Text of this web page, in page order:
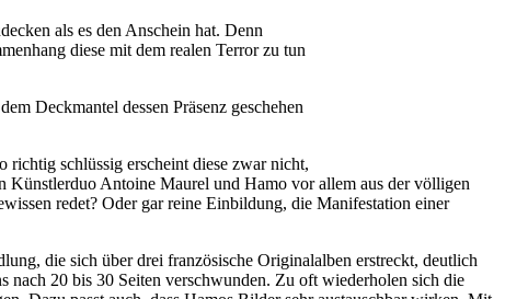
als es den Anschein hat. Denn
diese mit dem realen Terror zu tun
Deckmantel dessen Präsenz geschehen
richtig schlüssig erscheint diese zwar nicht,
Künstlerduo Antoine Maurel und Hamo vor allem aus der völligen
redet? Oder gar reine Einbildung, die Manifestation einer
die sich über drei französische Originalalben erstreckt, deutlich
nach 20 bis 30 Seiten verschwunden. Zu oft wiederholen sich die